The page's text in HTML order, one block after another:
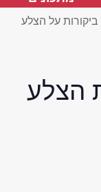
ביקורות על הצלע
הצלע